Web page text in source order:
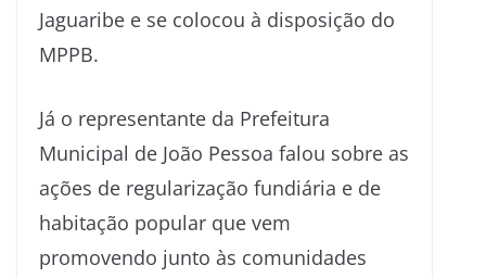
Jaguaribe e se colocou à disposição do
MPPB.
Já o representante da Prefeitura
Municipal de João Pessoa falou sobre as
ações de regularização fundiária e de
habitação popular que vem
promovendo junto às comunidades